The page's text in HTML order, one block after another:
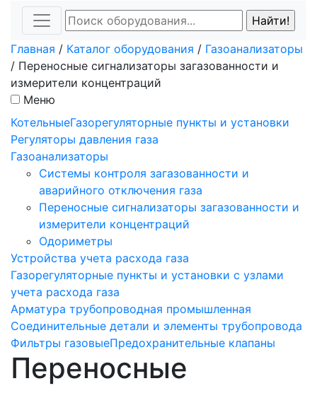
Главная / Каталог оборудования / Газоанализаторы
/ Переносные сигнализаторы загазованности и
измерители концентраций
Меню
КотельныеГазорегуляторные пункты и установки
Регуляторы давления газа
Газоанализаторы
Системы контроля загазованности и
аварийного отключения газа
Переносные сигнализаторы загазованности и
измерители концентраций
Одориметры
Устройства учета расхода газа
Газорегуляторные пункты и установки с узлами
учета расхода газа
Арматура трубопроводная промышленная
Соединительные детали и элементы трубопровода
Фильтры газовыеПредохранительные клапаны
Переносные